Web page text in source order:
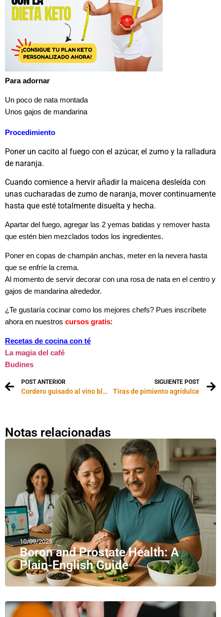
Para adornar
Un poco de nata montada
Unos gajos de mandarina
Procedimiento
Poner un cacito al fuego con el azúcar, el zumo y la ralladura
de naranja.
Cuando comience a hervir añadir la maicena desleída con
unas cucharadas de zumo de naranja, mover continuamente
hasta que esté totalmente disuelta y hecha.
Apartar del fuego, agregar las 2 yemas batidas y remover hasta
que estén bien mezclados todos los ingredientes.
Poner en copas de champán anchas, meter en la nevera hasta
que se enfríe la crema.
Al momento de servir decorar con una rosa de nata en el centro y
gajos de mandarina alrededor.
¿Te gustaría cocinar como los mejores chefs? Pues inscríbete
ahora en nuestros cursos gratis:
Recetas de cocina con té
La magia del café
Budines
POST ANTERIOR
Cordero guisado al vino blanco
SIGUIENTE POST
Tiras de pimiento agridulce
Notas relacionadas
10/09/2025
Boron and Prostate Health: A
Plain-English Guide